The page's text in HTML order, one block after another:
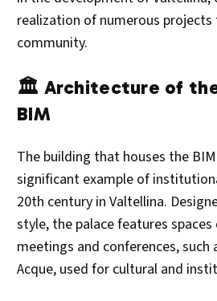
realization of numerous
community.​
🏛️ Architecture of
BIM
The building that houses the
significant example of
20th century in Valtellina.
style, the palace features
meetings and conferences, such
Acque, used for cultural and